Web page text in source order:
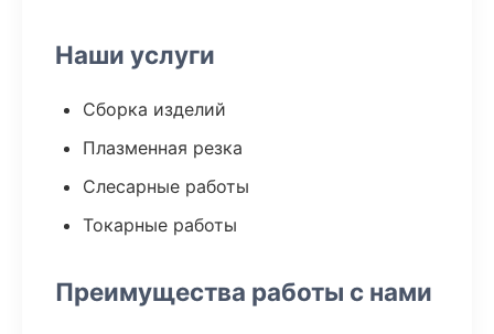
Наши услуги
Сборка изделий
Плазменная резка
Слесарные работы
Токарные работы
Преимущества работы с нами